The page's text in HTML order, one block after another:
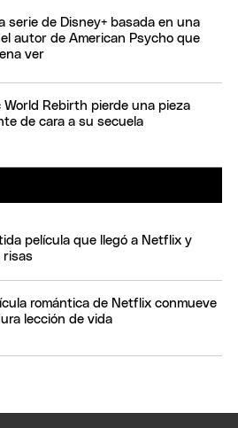
serie de Disney+ basada en una
autor de American Psycho que
ver
World Rebirth pierde una pieza
de cara a su secuela
película que llegó a Netflix y
risas
romántica de Netflix conmueve
lección de vida